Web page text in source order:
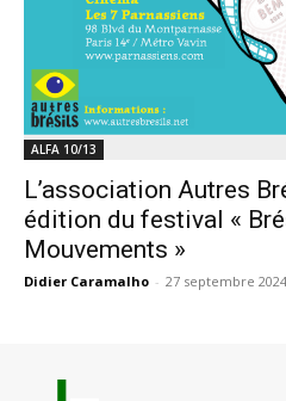
ALFA 10/13
L’association Autres
édition du festival «
Mouvements »
Didier Caramalho - 27 septembre 2024